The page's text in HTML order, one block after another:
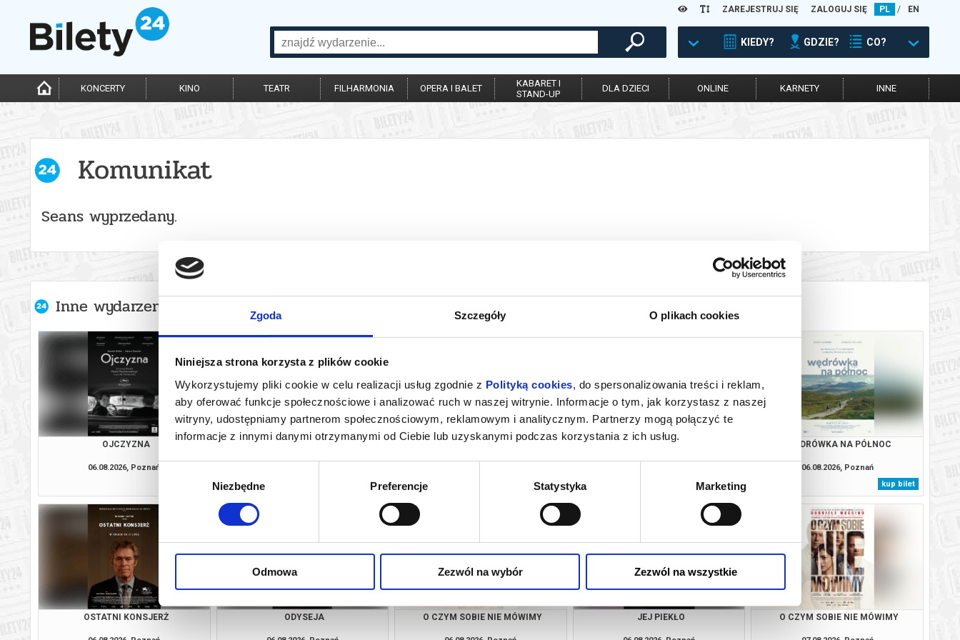
Zgoda Szczegóły O plikach cookies
Niniejsza strona korzysta z plików cookie
Wykorzystujemy pliki cookie w celu realizacji usług zgodnie z Polityką cookies, do spersonalizowania treści i reklam,
aby oferować funkcje społecznościowe i analizować ruch w naszej witrynie. Informacje o tym, jak korzystasz z naszej
witryny, udostępniamy partnerom społecznościowym, reklamowym i analitycznym. Partnerzy mogą połączyć te
informacje z innymi danymi otrzymanymi od Ciebie lub uzyskanymi podczas korzystania z ich usług.
Wybór
Niezbędne Preferencje Statystyka Marketing
Odmowa Zezwól na wybór Zezwól na wszystkie
ZAREJESTRUJ SIĘ ZALOGUJ SIĘ PL / EN
KIEDY? GDZIE? CO?
KONCERTY KINO TEATR FILHARMONIA OPERA I BALET
KABARET I
STAND-UP
DLA DZIECI ONLINE KARNETY INNE
Komunikat
Seans wyprzedany.
Inne wydarzenia organizatora
OJCZYZNA
06.08.2026, Poznań
SAVAGE HOUSE
kup bilet
TAKIE JEST ŻYCIE
kup bilet
HAMNET
kup bilet
WĘDRÓWKA NA PÓŁNOC
06.08.2026, Poznań
kup bilet
OSTATNI KONSJERŻ ODYSEJA O CZYM SOBIE NIE MÓWIMY JEJ PIEKŁO O CZYM SOBIE NIE MÓWIMY